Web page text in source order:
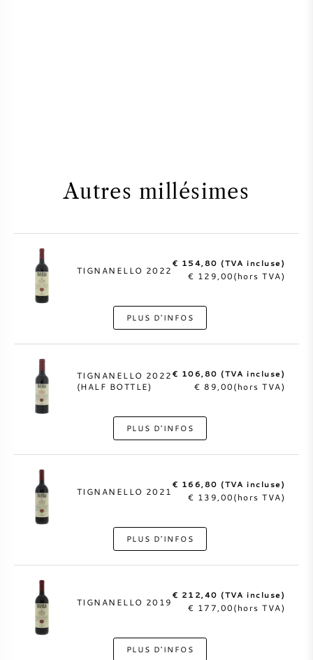
Autres millésimes
TIGNANELLO 2022
€ 154,80 (TVA incluse)
€ 129,00(hors TVA)
PLUS D'INFOS
TIGNANELLO 2022
(HALF BOTTLE)
€ 106,80 (TVA incluse)
€ 89,00(hors TVA)
PLUS D'INFOS
TIGNANELLO 2021
€ 166,80 (TVA incluse)
€ 139,00(hors TVA)
PLUS D'INFOS
TIGNANELLO 2019
€ 212,40 (TVA incluse)
€ 177,00(hors TVA)
PLUS D'INFOS